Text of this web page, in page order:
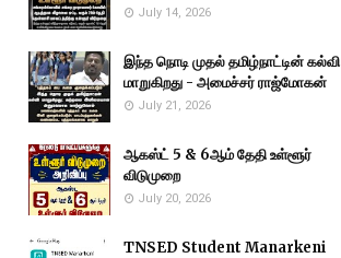
July 14, 2026
இந்த நொடி முதல் தமிழ்நாட்டின் கல்வி
மாறுகிறது - அமைச்சர் ராஜ்மோகன்
July 21, 2026
ஆகஸ்ட் 5 & 6ஆம் தேதி உள்ளூர்
விடுமுறை
July 20, 2026
TNSED Student Manarkeni